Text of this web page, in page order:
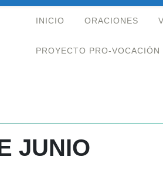
INICIO ORACIONES
PROYECTO PRO-VOCACIÓN
JUNIO